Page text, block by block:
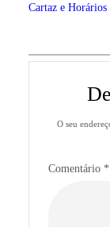
Cartaz e
O seu
Comentário *